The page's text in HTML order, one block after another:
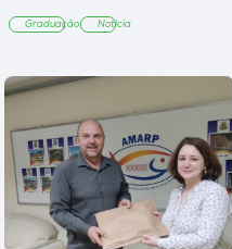
Graduação Notícia